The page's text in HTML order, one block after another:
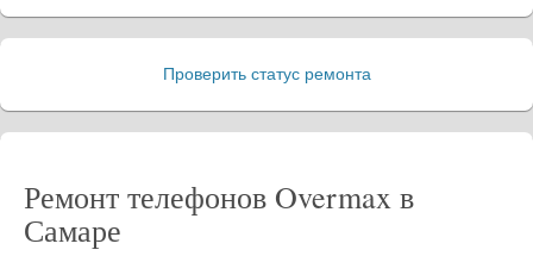
Проверить статус ремонта
Ремонт телефонов Overmax в
Самаре